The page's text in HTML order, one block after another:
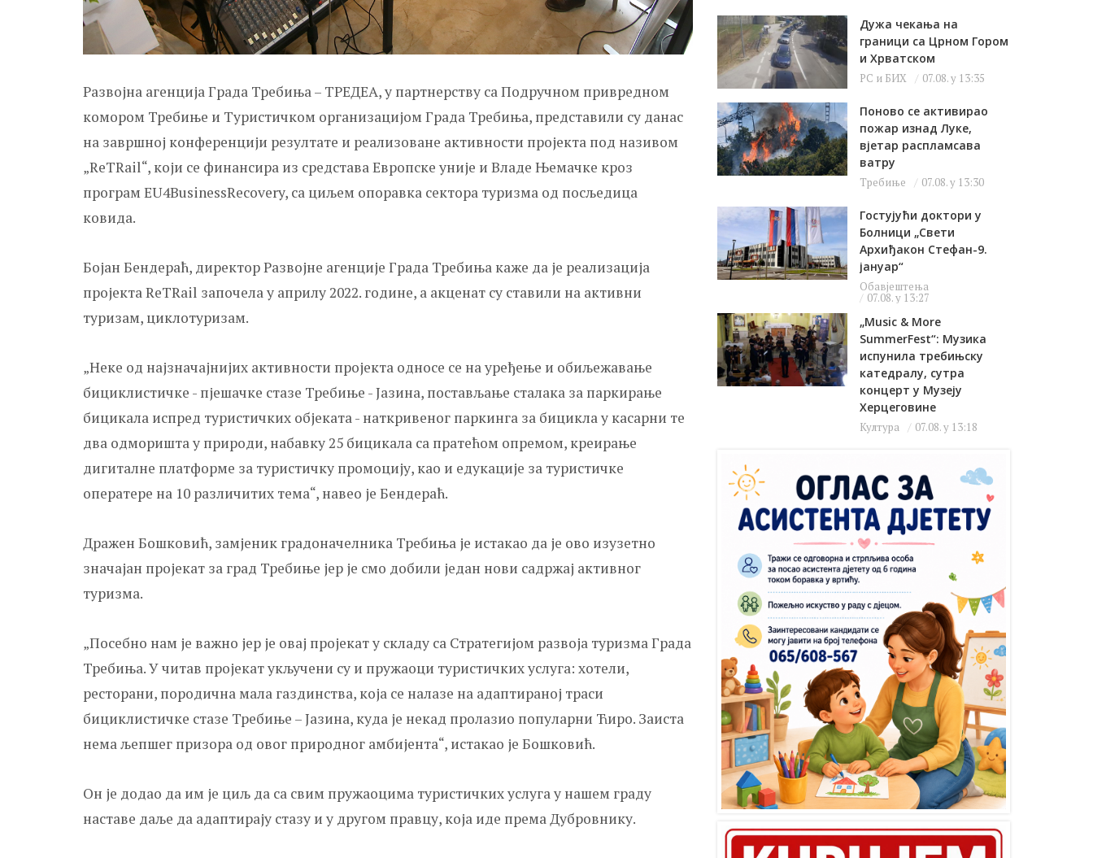
Развојна агенција Града Требиња – ТРЕДЕА, у партнерству са Подручном привредном
комором Требиње и Туристичком организацијом Града Требиња, представили су данас
на завршној конференцији резултате и реализоване активности пројекта под називом
„ReTRail“, који се финансира из средстава Европске уније и Владе Њемачке кроз
програм EU4BusinessRecovery, са циљем опоравка сектора туризма од посљедица
ковида.
Бојан Бендераћ, директор Развојне агенције Града Требиња каже да је реализација
пројекта ReTRail започела у априлу 2022. године, а акценат су ставили на активни
туризам, циклотуризам.
„Неке од најзначајнијих активности пројекта односе се на уређење и обиљежавање
бициклистичке - пјешачке стазе Требиње - Јазина, постављање сталака за паркирање
бицикала испред туристичких објеката - наткривеног паркинга за бицикла у касарни те
два одморишта у природи, набавку 25 бицикала са пратећом опремом, креирање
дигиталне платформе за туристичку промоцију, као и едукације за туристичке
оператере на 10 различитих тема“, навео је Бендераћ.
Дражен Бошковић, замјеник градоначелника Требиња је истакао да је ово изузетно
значајан пројекат за град Требиње јер је смо добили један нови садржај активног
туризма.
„Посебно нам је важно јер је овај пројекат у складу са Стратегијом развоја туризма Града
Требиња. У читав пројекат укључени су и пружаоци туристичких услуга: хотели,
ресторани, породична мала газдинства, која се налазе на адаптираној траси
бициклистичке стазе Требиње – Јазина, куда је некад пролазио популарни Ћиро. Заиста
нема љепшег призора од овог природног амбијента“, истакао је Бошковић.
Он је додао да им је циљ да са свим пружаоцима туристичких услуга у нашем граду
наставе даље да адаптирају стазу и у другом правцу, која иде према Дубровнику.
Дужа чекања на
граници са Црном Гором
и Хрватском
РС и БИХ 07.08. у 13:35
Поново се активирао
пожар изнад Луке,
вјетар распламсава
ватру
Требиње 07.08. у 13:30
Гостујући доктори у
Болници „Свети
Архиђакон Стефан-9.
јануар“
Обавјештења
07.08. у 13:27
„Music & More
SummerFest“: Музика
испунила требињску
катедралу, сутра
концерт у Музеју
Херцеговине
Култура 07.08. у 13:18